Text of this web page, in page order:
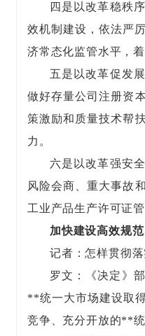
四是以改革稳秩
效机制建设，依法严
济常态化监管水平，
五是以改革促发
做好存量公司注册资
策激励和质量技术帮
力。
六是以改革强安
风险会商、重大事故
工业产品生产许可证
加快建设高效规
记者：怎样贯彻
罗文：《决定》
**统一大市场建设取
竞争、充分开放的**